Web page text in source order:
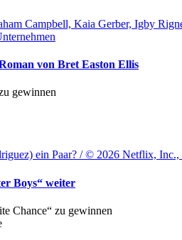
Campbell, Kaia Gerber, Igby
von Bret Easton Ellis
gewinnen
ein Paar? / © 2026 Netflix,
Boys“ weiter
Chance“ zu gewinnen